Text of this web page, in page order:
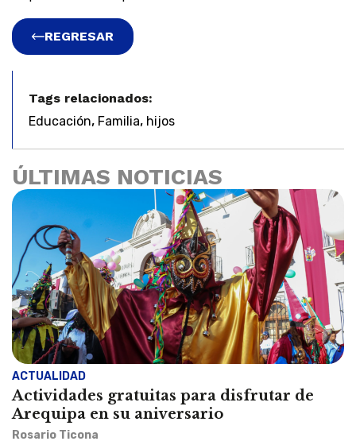
REGRESAR
Tags relacionados:
Educación, Familia, hijos
ÚLTIMAS NOTICIAS
ACTUALIDAD
Actividades gratuitas para disfrutar de
Arequipa en su aniversario
Rosario Ticona